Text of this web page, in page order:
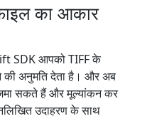
का आकार
SDK आपको TIFF के
अनुमति देता है। और अब
सकते हैं और मूल्यांकन कर
उदाहरण के साथ